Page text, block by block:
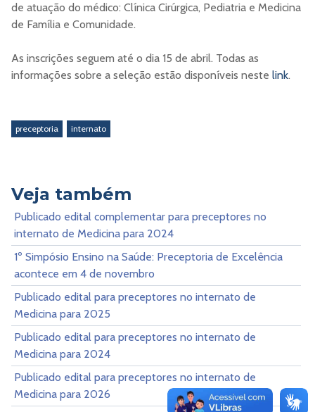
de atuação do médico: Clínica Cirúrgica, Pediatria e Medicina
de Família e Comunidade.
As inscrições seguem até o dia 15 de abril. Todas as
informações sobre a seleção estão disponíveis neste link.
preceptoria internato
Veja também
Publicado edital complementar para preceptores no
internato de Medicina para 2024
1º Simpósio Ensino na Saúde: Preceptoria de Excelência
acontece em 4 de novembro
Publicado edital para preceptores no internato de
Medicina para 2025
Publicado edital para preceptores no internato de
Medicina para 2024
Publicado edital para preceptores no internato de
Medicina para 2026